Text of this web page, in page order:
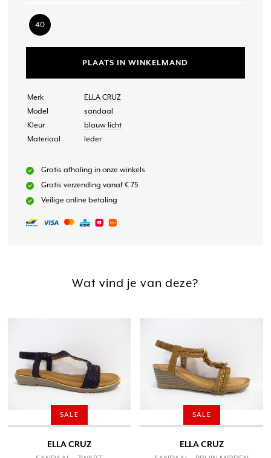
40
PLAATS IN WINKELMAND
Merk
ELLA CRUZ
Model
sandaal
Kleur
blauw licht
Materiaal
leder
Gratis afhaling in onze winkels
Gratis verzending vanaf € 75
Veilige online betaling
Wat vind je van deze?
SALE
ELLA CRUZ
SALE
ELLA CRUZ